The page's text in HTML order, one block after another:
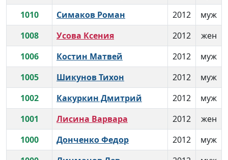
1010
Симаков Роман 2012
муж
1008
Усова Ксения 2012
жен
1006
Костин Матвей 2012
муж
1005
Шикунов Тихон 2012
муж
1002
Какуркин Дмитрий 2012
муж
1001
Лисина Варвара 2012
жен
1000
Донченко Федор 2012
муж